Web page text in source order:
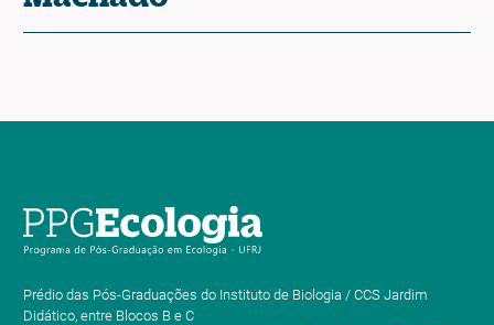
Prédio das Pós-Graduações do Instituto de Biologia / CCS Jardim
Didático, entre Blocos B e C